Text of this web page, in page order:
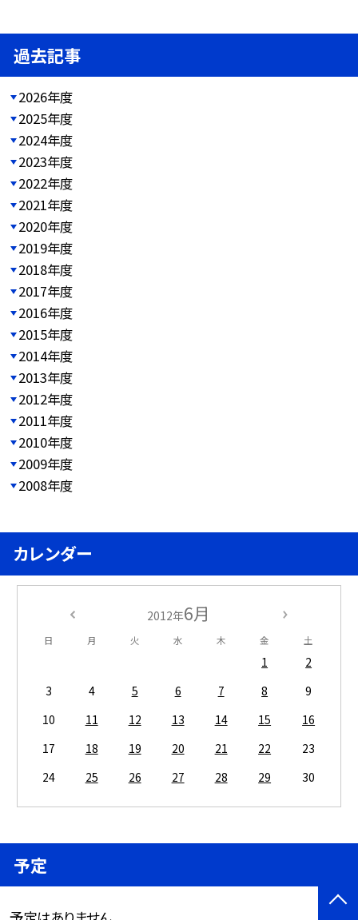
過去記事
2026年度
2025年度
2024年度
2023年度
2022年度
2021年度
2020年度
2019年度
2018年度
2017年度
2016年度
2015年度
2014年度
2013年度
2012年度
2011年度
2010年度
2009年度
2008年度
カレンダー
2012年6月
日 月 火 水 木 金 土
1
2
3
4 5 6 7 8
9
10
11 12 13 14 15
16
17
18 19 20 21 22
23
24
25 26 27 28 29 30
予定